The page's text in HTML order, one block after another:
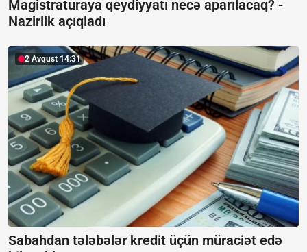
Magistraturaya qeydiyyatı necə aparılacaq? -
Nazirlik açıqladı
2 Avqust 14:31
Sabahdan tələbələr kredit üçün müraciət edə